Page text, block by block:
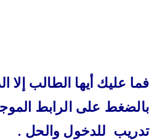
فما عليك أيها الطالب إلا
بالضغط على الرابط
تدريب للدخول والحل .